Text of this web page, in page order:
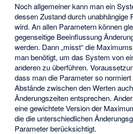
Noch allgemeiner kann man ein
dessen Zustand durch unabhängige
wird. An allen Parametern können
gegenseitige Beeinflussung
werden. Dann „misst“ die
man benötigt, um das System von
anderen zu überführen.
dass man die Parameter so
Abstände zwischen den Werten
Änderungszeiten entsprechen.
eine gewichtete Version der
die die unterschiedlichen
Parameter berücksichtigt.